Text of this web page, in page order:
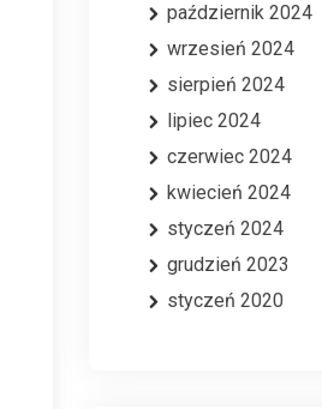
październik 2024
wrzesień 2024
sierpień 2024
lipiec 2024
czerwiec 2024
kwiecień 2024
styczeń 2024
grudzień 2023
styczeń 2020